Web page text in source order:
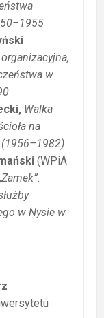
w
Walka
na
(WPiA
w Nysie w